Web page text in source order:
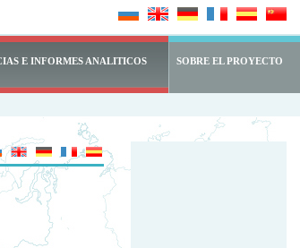
E INFORMES ANALITICOS SOBRE EL PROYECTO